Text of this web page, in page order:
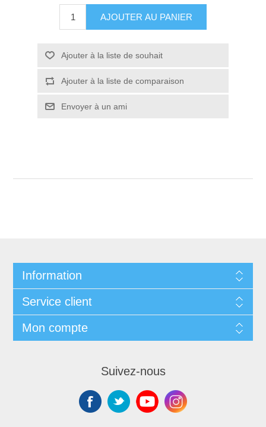
AJOUTER AU PANIER
Ajouter à la liste de souhait
Ajouter à la liste de comparaison
Envoyer à un ami
Information
Service client
Mon compte
Suivez-nous